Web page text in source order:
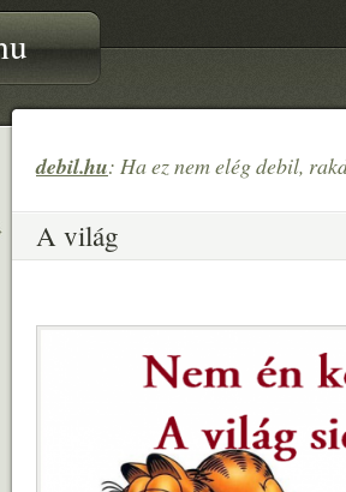
debil.hu: Ha ez nem elég debil,
A világ